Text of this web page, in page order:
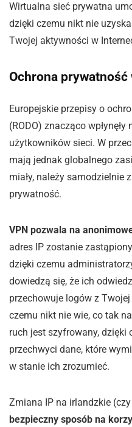
Wirtualna sieć prywatna
dzięki czemu nikt nie
Twojej aktywności w
Ochrona prywatność
Europejskie przepisy o
(RODO) znacząco
użytkowników sieci. W
mają jednak globalnego
miały, należy samodzielnie
prywatność.
VPN pozwala na
adres IP zostanie
dzięki czemu
dowiedzą się, że ich
przechowuje logów z
czemu nikt nie wie, co tak
ruch jest szyfrowany, dzięki
przechwyci dane, które
w stanie ich zrozumieć.
Zmiana IP na irlandzkie
bezpieczny sposób na